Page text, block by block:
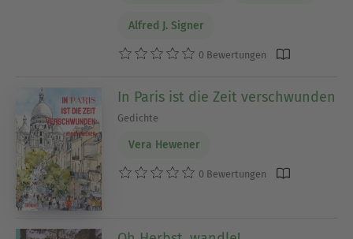
Alfred J. Signer
0 Bewertungen
In Paris ist die Zeit verschwunden
Gedichte
Vera Hewener
0 Bewertungen